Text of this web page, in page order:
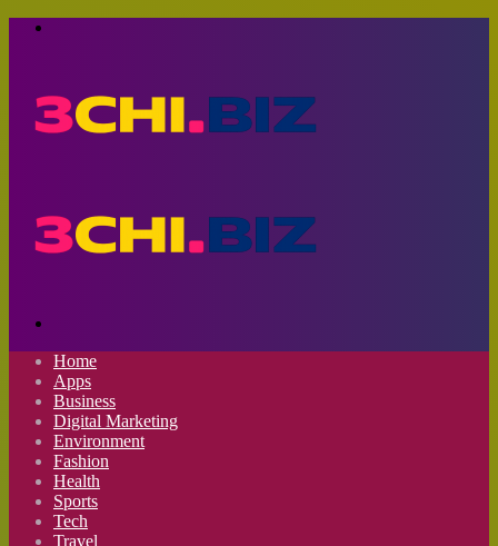
Home
Apps
Business
Digital Marketing
Environment
Fashion
Health
Sports
Tech
Travel